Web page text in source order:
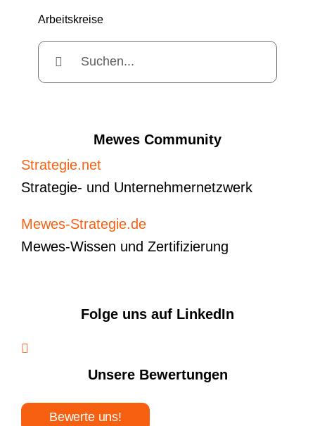
Arbeitskreise
Suche
nach:
Mewes Community
Strategie.net
Strategie- und Unternehmernetzwerk
Mewes-Strategie.de
Mewes-Wissen und Zertifizierung
Folge uns auf LinkedIn
Unsere Bewertungen
Bewerte uns!